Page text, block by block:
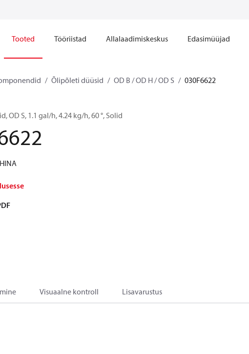
Tooted Tööriistad Allalaadimiskeskus Edasimüüjad
Õlipõleti düüsid OD B / OD H / OD S 030F6622
OD S, 1.1 gal/h, 4.24 kg/h, 60 °, Solid
Visuaalne kontroll Lisavarustus